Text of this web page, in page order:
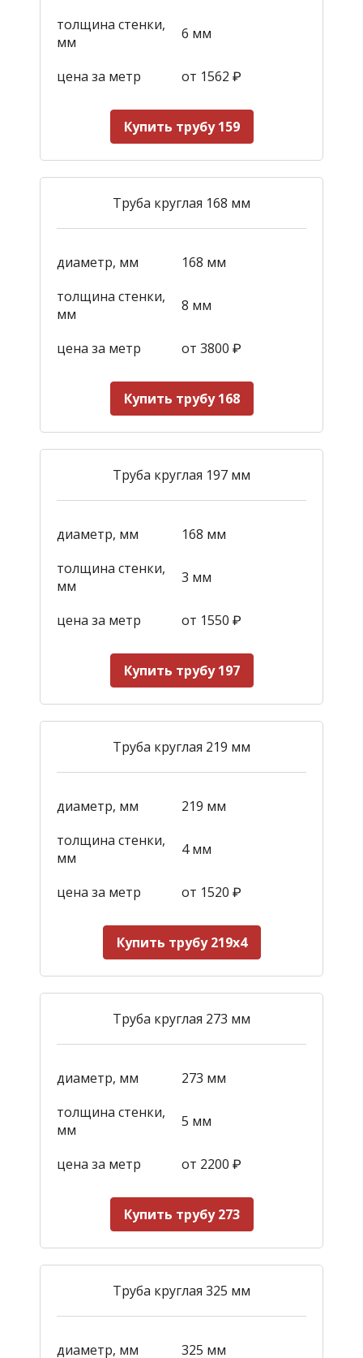
толщина стенки,
мм
6 мм
цена за метр от 1562 ₽
Купить трубу 159
Труба круглая 168 мм
диаметр, мм
168 мм
толщина стенки,
мм
8 мм
цена за метр от 3800 ₽
Купить трубу 168
Труба круглая 197 мм
диаметр, мм
168 мм
толщина стенки,
мм
3 мм
цена за метр от 1550 ₽
Купить трубу 197
Труба круглая 219 мм
диаметр, мм
219 мм
толщина стенки,
мм
4 мм
цена за метр от 1520 ₽
Купить трубу 219х4
Труба круглая 273 мм
диаметр, мм
273 мм
толщина стенки,
мм
5 мм
цена за метр от 2200 ₽
Купить трубу 273
Труба круглая 325 мм
диаметр, мм 325 мм